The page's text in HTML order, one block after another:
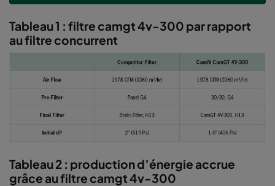
Tableau 1 : filtre camgt 4v-300 par rapport
au filtre concurrent
Tableau 2 : production d’énergie accrue
grâce au filtre camgt 4v-300